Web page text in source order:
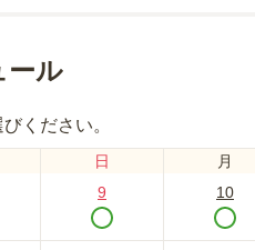
ール
ください。
日 月
9 10